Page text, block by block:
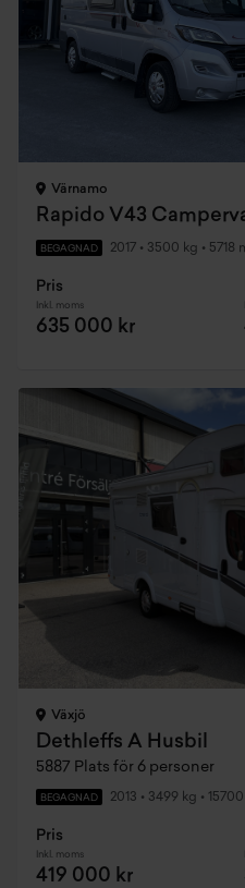
Värnamo
Rapido V43
BEGAGNAD 2017 • 3500 kg • 5718
Pris
Inkl. moms
635 000 kr
Växjö
Dethleffs A Husbil
5887 Plats för 6 personer
BEGAGNAD 2013 • 3499 kg • 15700
Pris
Inkl. moms
419 000 kr